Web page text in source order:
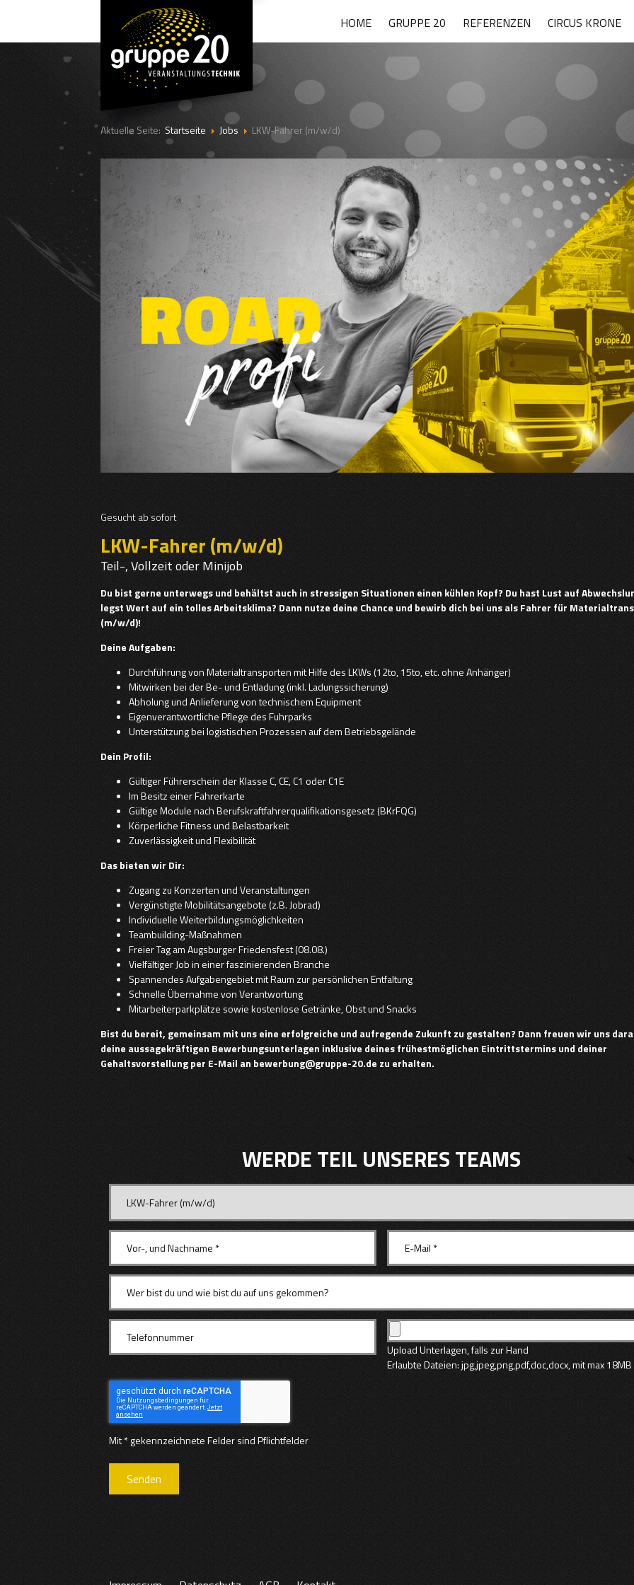
HOME GRUPPE 20 REFERENZEN CIRCUS KRONE
Aktuelle Seite: Startseite Jobs LKW-Fahrer (m/w/d)
Gesucht ab sofort
LKW-Fahrer (m/w/d)
Teil-, Vollzeit oder Minijob
Du bist gerne unterwegs und behältst auch in stressigen Situationen einen kühlen Kopf? Du hast Lust auf
legst Wert auf ein tolles Arbeitsklima? Dann nutze deine Chance und bewirb dich bei uns als Fahrer für
(m/w/d)!
Deine Aufgaben:
Durchführung von Materialtransporten mit Hilfe des LKWs (12to, 15to, etc. ohne Anhänger)
Mitwirken bei der Be- und Entladung (inkl. Ladungssicherung)
Abholung und Anlieferung von technischem Equipment
Eigenverantwortliche Pflege des Fuhrparks
Unterstützung bei logistischen Prozessen auf dem Betriebsgelände
Dein Profil:
Gültiger Führerschein der Klasse C, CE, C1 oder C1E
Im Besitz einer Fahrerkarte
Gültige Module nach Berufskraftfahrerqualifikationsgesetz (BKrFQG)
Körperliche Fitness und Belastbarkeit
Zuverlässigkeit und Flexibilität
Das bieten wir Dir:
Zugang zu Konzerten und Veranstaltungen
Vergünstigte Mobilitätsangebote (z.B. Jobrad)
Individuelle Weiterbildungsmöglichkeiten
Teambuilding-Maßnahmen
Freier Tag am Augsburger Friedensfest (08.08.)
Vielfältiger Job in einer faszinierenden Branche
Spannendes Aufgabengebiet mit Raum zur persönlichen Entfaltung
Schnelle Übernahme von Verantwortung
Mitarbeiterparkplätze sowie kostenlose Getränke, Obst und Snacks
Bist du bereit, gemeinsam mit uns eine erfolgreiche und aufregende Zukunft zu gestalten? Dann freuen wir uns
deine aussagekräftigen Bewerbungsunterlagen inklusive deines frühestmöglichen Eintrittstermins und deiner
Gehaltsvorstellung per E-Mail an bewerbung@gruppe-20.de zu erhalten.
WERDE TEIL UNSERES TEAMS
Upload Unterlagen, falls zur Hand
Erlaubte Dateien: jpg,jpeg,png,pdf,doc,docx, mit max 18MB
Mit * gekennzeichnete Felder sind Pflichtfelder
Senden